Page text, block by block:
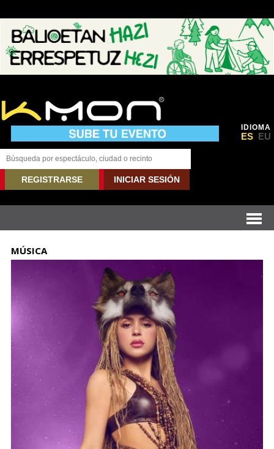
IDIOMA
ES EU
REGISTRARSE INICIAR SESIÓN
MÚSICA